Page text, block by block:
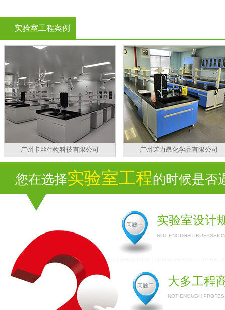
实验室工程案例
广州卡丝生物科技有限公司 广州诺力昂化学品有限公司
您在选择实验室工程的时候是否
问题一 实验室设计
NOT ENOUGH
问题二 大多工程
NOT ENOUGH